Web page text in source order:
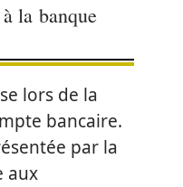
la banque
lors de la
bancaire.
par la
aux